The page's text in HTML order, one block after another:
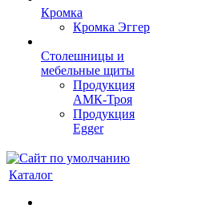
Кромка
Кромка Эггер
Столешницы и
мебельные щиты
Продукция
АМК-Троя
Продукция
Egger
Каталог